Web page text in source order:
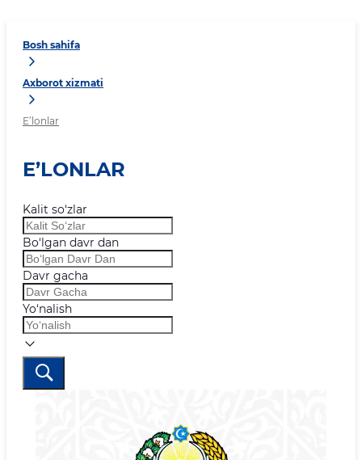
Bosh sahifa
Axborot xizmati
E’lonlar
E’LONLAR
Kalit so‘zlar
Bo‘lgan davr dan
Davr gacha
Yo‘nalish